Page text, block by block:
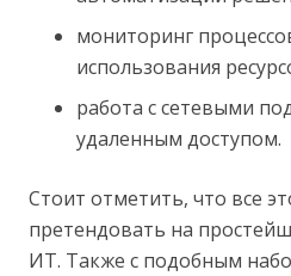
мониторинг
использования
работа с сетевыми
удаленным доступом.
Стоит отметить, что все
претендовать на
ИТ. Также с подобным